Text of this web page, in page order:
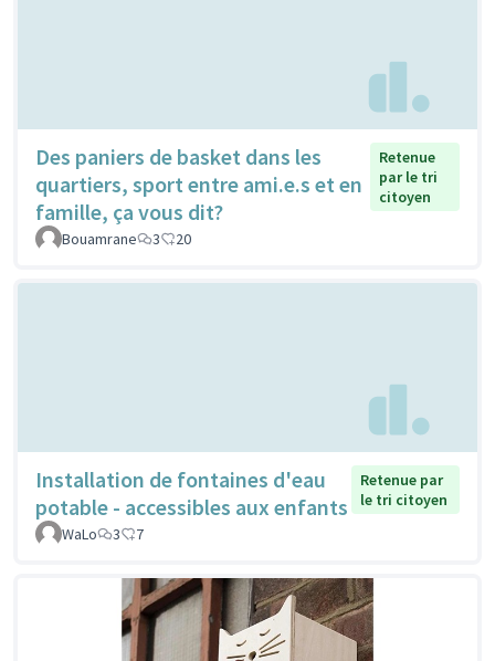
Des paniers de basket dans les
quartiers, sport entre ami.e.s et en
famille, ça vous dit?
Retenue
par le tri
citoyen
Bouamrane 3 20
Installation de fontaines d'eau
potable - accessibles aux enfants
Retenue par
le tri citoyen
WaLo
3 7